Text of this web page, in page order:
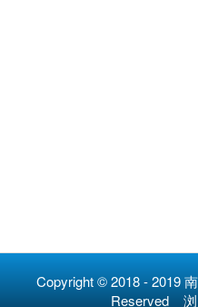
Copyright © 2018 - 2019
Reserved 浏